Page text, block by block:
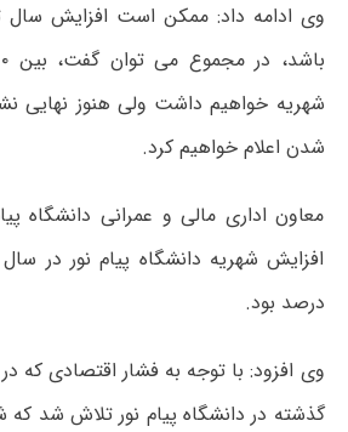
شهریه خواهیم داشت ولی هنوز نهایی
شدن اعلام خواهیم کرد.
معاون اداری مالی و عمرانی دانشگاه
درصد بود.
وی افزود: با توجه به فشار اقتصادی که